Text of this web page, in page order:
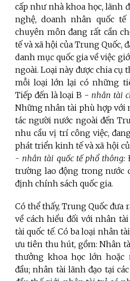
cấp như nhà khoa học, lãnh
nghệ, doanh nhân quốc
chuyên môn đang rất cần
tế và xã hội của Trung Quốc,
danh mục quốc gia về việc
ngoài. Loại này được chia cụ
mỗi loại lớn lại có những
Tiếp đến là loại B - nhân tài
Những nhân tài phù hợp với
tác người nước ngoài đến
nhu cầu vị trí công việc,
phát triển kinh tế và xã hội
- nhân tài quốc tế phổ thông:
trường lao động trong nước
định chính sách quốc gia.
Có thể thấy, Trung Quốc đưa
về cách hiểu đối với nhân
tài quốc tế. Có ba loại nhân
ưu tiên thu hút, gồm: Nhân
thưởng khoa học lớn hoặc
đầu; nhân tài lãnh đạo tại